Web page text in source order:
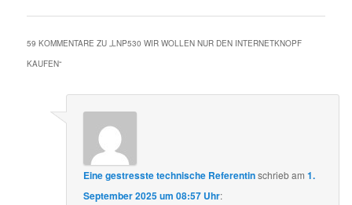
59 KOMMENTARE ZU „LNP530 WIR WOLLEN NUR DEN INTERNETKNOPF
KAUFEN“
Eine gestresste technische Referentinschriebam1.
September 2025 um 08:57 Uhr: